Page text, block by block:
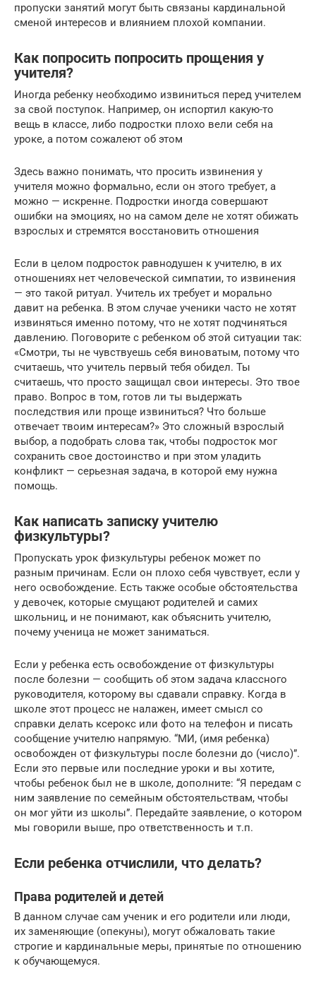
пропуски занятий могут быть связаны кардинальной
сменой интересов и влиянием плохой компании.
Как попросить попросить прощения у
учителя?
Иногда ребенку необходимо извиниться перед учителем
за свой поступок. Например, он испортил какую-то
вещь в классе, либо подростки плохо вели себя на
уроке, а потом сожалеют об этом
Здесь важно понимать, что просить извинения у
учителя можно формально, если он этого требует, а
можно — искренне. Подростки иногда совершают
ошибки на эмоциях, но на самом деле не хотят обижать
взрослых и стремятся восстановить отношения
Если в целом подросток равнодушен к учителю, в их
отношениях нет человеческой симпатии, то извинения
— это такой ритуал. Учитель их требует и морально
давит на ребенка. В этом случае ученики часто не хотят
извиняться именно потому, что не хотят подчиняться
давлению. Поговорите с ребенком об этой ситуации так:
«Смотри, ты не чувствуешь себя виноватым, потому что
считаешь, что учитель первый тебя обидел. Ты
считаешь, что просто защищал свои интересы. Это твое
право. Вопрос в том, готов ли ты выдержать
последствия или проще извиниться? Что больше
отвечает твоим интересам?» Это сложный взрослый
выбор, а подобрать слова так, чтобы подросток мог
сохранить свое достоинство и при этом уладить
конфликт — серьезная задача, в которой ему нужна
помощь.
Как написать записку учителю
физкультуры?
Пропускать урок физкультуры ребенок может по
разным причинам. Если он плохо себя чувствует, если у
него освобождение. Есть также особые обстоятельства
у девочек, которые смущают родителей и самих
школьниц, и не понимают, как объяснить учителю,
почему ученица не может заниматься.
Если у ребенка есть освобождение от физкультуры
после болезни — сообщить об этом задача классного
руководителя, которому вы сдавали справку. Когда в
школе этот процесс не налажен, имеет смысл со
справки делать ксерокс или фото на телефон и писать
сообщение учителю напрямую. “МИ, (имя ребенка)
освобожден от физкультуры после болезни до (число)”.
Если это первые или последние уроки и вы хотите,
чтобы ребенок был не в школе, дополните: “Я передам с
ним заявление по семейным обстоятельствам, чтобы
он мог уйти из школы”. Передайте заявление, о котором
мы говорили выше, про ответственность и т.п.
Если ребенка отчислили, что делать?
Права родителей и детей
В данном случае сам ученик и его родители или люди,
их заменяющие (опекуны), могут обжаловать такие
строгие и кардинальные меры, принятые по отношению
к обучающемуся.